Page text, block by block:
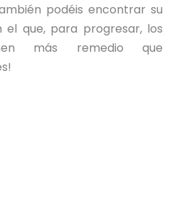
podéis encontrar su
que, para progresar, los
más remedio que